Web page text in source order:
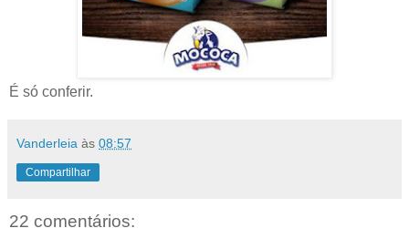
É só conferir.
Vanderleia às 08:57
Compartilhar
22 comentários: